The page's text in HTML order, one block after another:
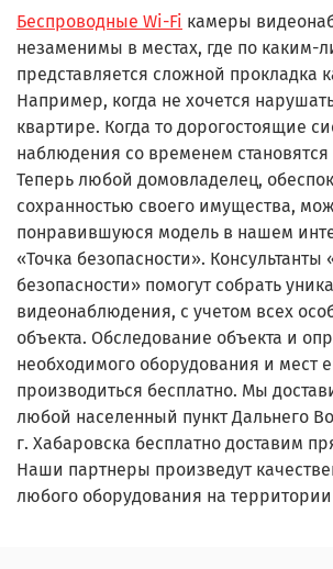
Беспроводные Wi-Fi камеры
незаменимы в местах, где по каким-
представляется сложной прокладка
Например, когда не хочется
квартире. Когда то дорогостоящие
наблюдения со временем становятся
Теперь любой домовладелец,
сохранностью своего имущества,
понравившуюся модель в нашем
«Точка безопасности». Консультанты
безопасности» помогут собрать
видеонаблюдения, с учетом всех
объекта. Обследование объекта и
необходимого оборудования и мест
производиться бесплатно. Мы
любой населенный пункт Дальнего
г. Хабаровска бесплатно доставим
Наши партнеры произведут
любого оборудования на территории